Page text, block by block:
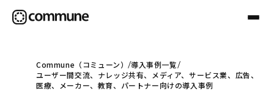
Communeについて
Commune（コミューン）
導入事例一覧
ユーザー間交流、ナレッジ共有、メディア、サービス業、広告、
医療、メーカー、教育、パートナー向けの導入事例